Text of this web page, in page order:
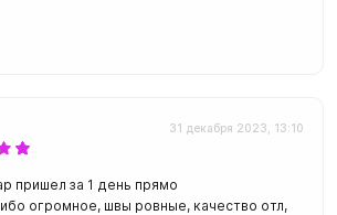
31 декабря 2023, 13:10
пришел за 1 день прямо
огромное, швы ровные, качество отл,